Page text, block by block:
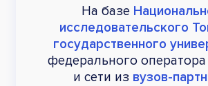
На базе
исследовательского
государственного
федерального оператора
и сети из вузов-